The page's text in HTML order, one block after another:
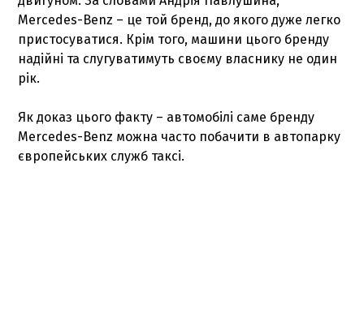
Mercedes-Benz – це той бренд, до якого дуже легко
пристосуватися. Крім того, машини цього бренду
надійні та слугуватимуть своєму власнику не один
рік.
Як доказ цього факту – автомобілі саме бренду
Mercedes-Benz можна часто побачити в автопарку
європейських служб таксі.